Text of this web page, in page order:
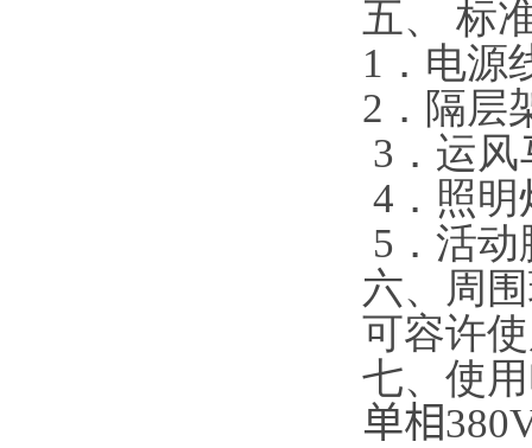
五、 标
1．电源
2．隔层
3．运风
4．照明
5．活
六、周
可容许
七、使
单相